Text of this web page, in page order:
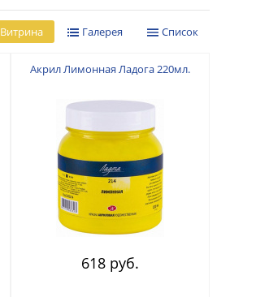
Список
Галерея
Витрина
Акрил Лимонная Ладога 220мл.
618 руб.